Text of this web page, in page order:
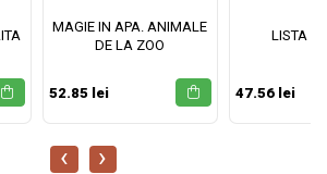
MAGIE IN APA. ANIMALE
DE LA ZOO
52.85 lei
LISTA
47.56 lei
‹ ›